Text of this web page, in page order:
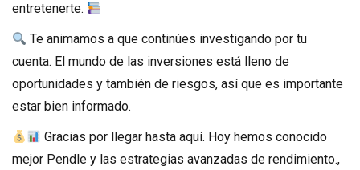
entretenerte.
Te animamos a que continúes investigando por tu
cuenta. El mundo de las inversiones está lleno de
oportunidades y también de riesgos, así que es importante
estar bien informado.
Gracias por llegar hasta aquí. Hoy hemos conocido
mejor Pendle y las estrategias avanzadas de rendimiento.,